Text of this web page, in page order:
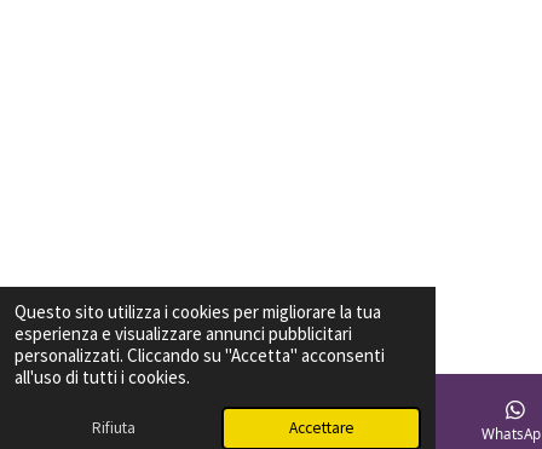
Questo sito utilizza i cookies per migliorare la tua
esperienza e visualizzare annunci pubblicitari
personalizzati. Cliccando su "Accetta" acconsenti
all'uso di tutti i cookies.
Rifiuta Accettare
Mappa